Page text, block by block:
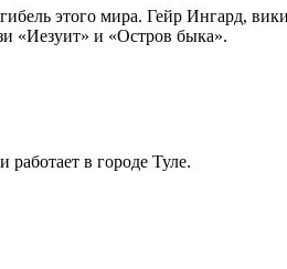
этого мира. Гейр Ингард,
«Иезуит» и «Остров быка».
в городе Туле.